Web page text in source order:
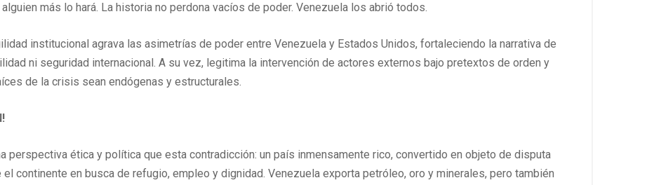
más lo hará. La historia no perdona vacíos de poder. Venezuela los abrió todos.
institucional agrava las asimetrías de poder entre Venezuela y Estados Unidos, fortaleciendo la narrativa de
ni seguridad internacional. A su vez, legitima la intervención de actores externos bajo pretextos de orden y
de la crisis sean endógenas y estructurales.
perspectiva ética y política que esta contradicción: un país inmensamente rico, convertido en objeto de disputa
continente en busca de refugio, empleo y dignidad. Venezuela exporta petróleo, oro y minerales, pero también